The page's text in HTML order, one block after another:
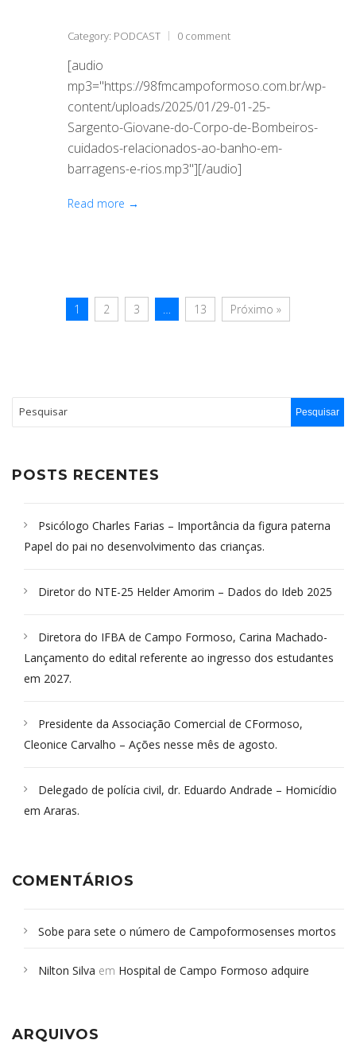
Category: PODCAST 0 comment
[audio
mp3="https://98fmcampoformoso.com.br/wp-
content/uploads/2025/01/29-01-25-
Sargento-Giovane-do-Corpo-de-Bombeiros-
cuidados-relacionados-ao-banho-em-
barragens-e-rios.mp3"][/audio]
Read more →
1 2 3 … 13 Próximo »
POSTS RECENTES
Psicólogo Charles Farias – Importância da figura paterna
Papel do pai no desenvolvimento das crianças.
Diretor do NTE-25 Helder Amorim – Dados do Ideb 2025
Diretora do IFBA de Campo Formoso, Carina Machado-
Lançamento do edital referente ao ingresso dos estudantes
em 2027.
Presidente da Associação Comercial de CFormoso,
Cleonice Carvalho – Ações nesse mês de agosto.
Delegado de polícia civil, dr. Eduardo Andrade – Homicídio
em Araras.
COMENTÁRIOS
Sobe para sete o número de Campoformosenses mortos
Campoformosenses que morreram em desabamentos são
Nilton Silva em Hospital de Campo Formoso adquire
ARQUIVOS